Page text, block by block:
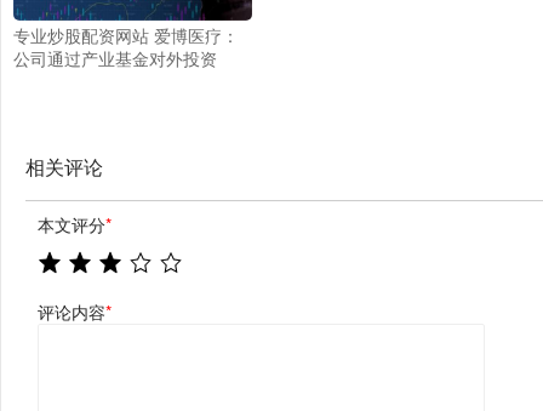
专业炒股配资网站 爱博医疗：
公司通过产业基金对外投资
相关评论
本文评分*
评论内容*